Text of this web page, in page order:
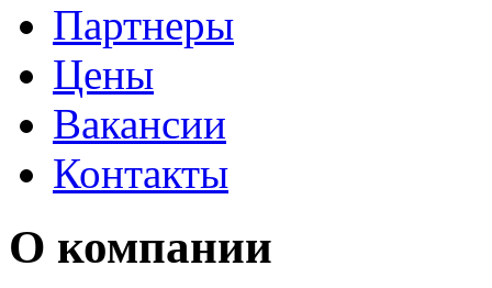
Партнеры
Цены
Вакансии
Контакты
О компании